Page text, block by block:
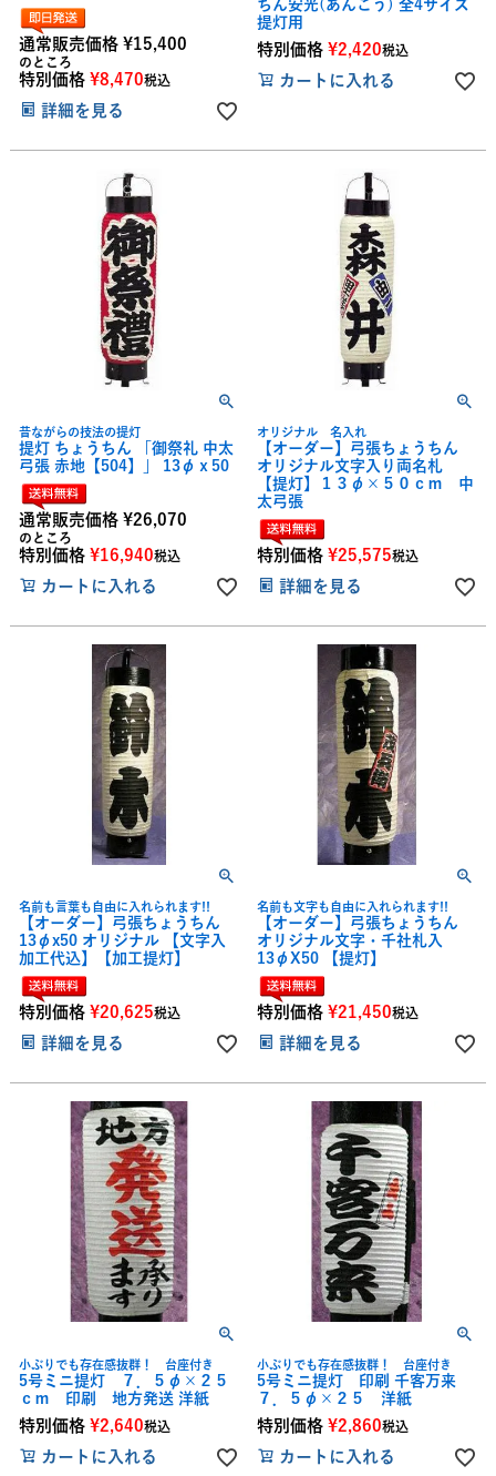
通常販売価格 ¥15,400
のところ
特別価格 ¥8,470税込
詳細を見る
ちん安光(あんこう) 全4サイズ
提灯用
特別価格 ¥2,420税込
カートに入れる
昔ながらの技法の提灯
提灯 ちょうちん 「御祭礼 中太
弓張 赤地【504】」 13φｘ50
通常販売価格 ¥26,070
のところ
特別価格 ¥16,940税込
カートに入れる
オリジナル 名入れ
【オーダー】弓張ちょうちん
オリジナル文字入り両名札
【提灯】１３φ×５０ｃｍ 中
太弓張
特別価格 ¥25,575税込
詳細を見る
名前も言葉も自由に入れられます!!
【オーダー】弓張ちょうちん
13φx50 オリジナル 【文字入
加工代込】【加工提灯】
特別価格 ¥20,625税込
詳細を見る
名前も文字も自由に入れられます!!
【オーダー】弓張ちょうちん
オリジナル文字・千社札入
13φX50 【提灯】
特別価格 ¥21,450税込
詳細を見る
小ぶりでも存在感抜群！ 台座付き
5号ミニ提灯 ７．５φ×２５
ｃｍ 印刷 地方発送 洋紙
特別価格 ¥2,640税込
カートに入れる
小ぶりでも存在感抜群！ 台座付き
5号ミニ提灯 印刷 千客万来
７．５φ×２５ 洋紙
特別価格 ¥2,860税込
カートに入れる